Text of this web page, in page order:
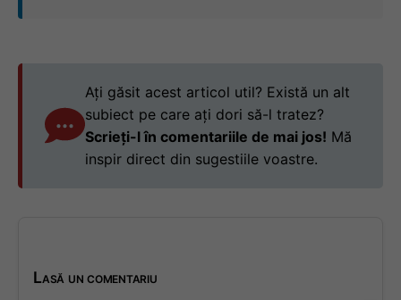
Ați găsit acest articol util? Există un alt
subiect pe care ați dori să-l tratez?
Scrieți-l în comentariile de mai jos! Mă
inspir direct din sugestiile voastre.
Lasă un comentariu